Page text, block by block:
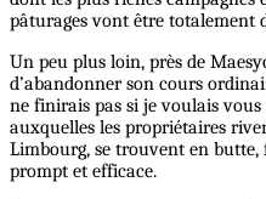
pâturages vont être totalement
Un peu plus loin, près de
d’abandonner son cours
ne finirais pas si je voulais
auxquelles les propriétaires
Limbourg, se trouvent en butte,
prompt et efficace.